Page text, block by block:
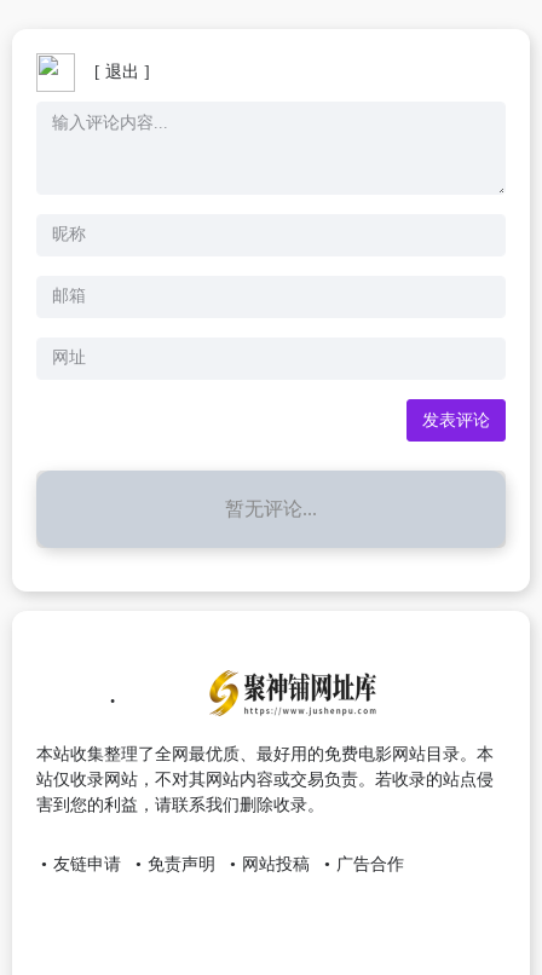
[ 退出 ]
暂无评论...
本站收集整理了全网最优质、最好用的免费电影网站目录。本
站仅收录网站，不对其网站内容或交易负责。若收录的站点侵
害到您的利益，请联系我们删除收录。
友链申请 免责声明 网站投稿 广告合作